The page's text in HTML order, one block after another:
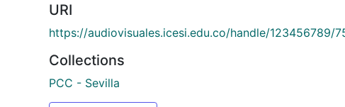
URI
https://audiovisuales.icesi.edu.co/handle/123456789/
Collections
PCC - Sevilla